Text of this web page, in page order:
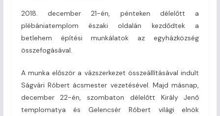
2018. december 21-én, pénteken délelőtt a
plébániatemplom északi oldalán kezdődtek a
betlehem építési munkálatok az egyházközség
összefogásával.
A munka először a vázszerkezet összeállításával indult
Ságvári Róbert ácsmester vezetésével. Majd másnap,
december 22-én, szombaton délelőtt Király Jenő
templomatya és Gelencsér Róbert világi elnök